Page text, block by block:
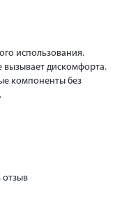
использования.
дискомфорта.
компоненты без
отзыв